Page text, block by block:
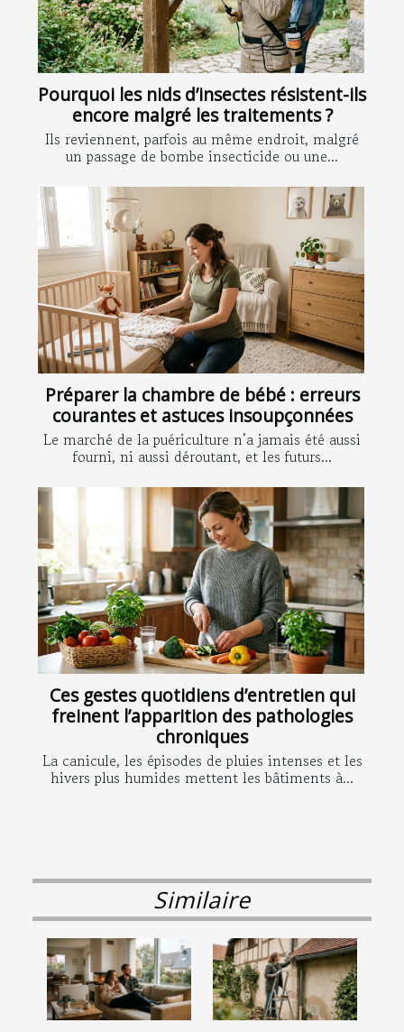
Pourquoi les nids d’insectes résistent-ils
encore malgré les traitements ?
Ils reviennent, parfois au même endroit, malgré
un passage de bombe insecticide ou une...
Préparer la chambre de bébé : erreurs
courantes et astuces insoupçonnées
Le marché de la puériculture n’a jamais été aussi
fourni, ni aussi déroutant, et les futurs...
Ces gestes quotidiens d’entretien qui
freinent l’apparition des pathologies
chroniques
La canicule, les épisodes de pluies intenses et les
hivers plus humides mettent les bâtiments à...
Similaire